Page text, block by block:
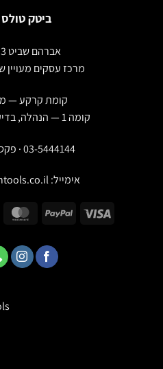
ביטק טולס
אברהם שביט 3, כניסה 39
מרכז עסקים מעויין שורק,
קומת קרקע — מחסן
03-5444144 · פקס 03-5444014
אימייל:techtools.co.il
Tools